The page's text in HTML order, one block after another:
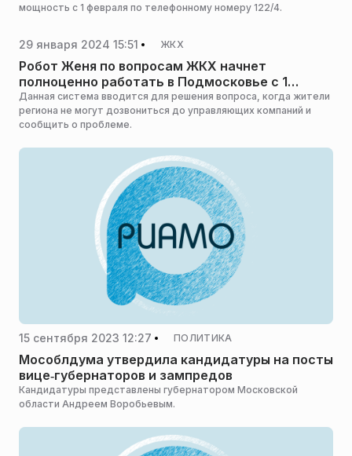
мощность с 1 февраля по телефонному номеру 122/4.
29 января 2024 15:51 ЖКХ
Робот Женя по вопросам ЖКХ начнет
полноценно работать в Подмосковье с 1
февраля
Данная система вводится для решения вопроса, когда жители
региона не могут дозвониться до управляющих компаний и
сообщить о проблеме.
15 сентября 2023 12:27 ПОЛИТИКА
Мособлдума утвердила кандидатуры на посты
вице‑губернаторов и зампредов
Кандидатуры представлены губернатором Московской
области Андреем Воробьевым.